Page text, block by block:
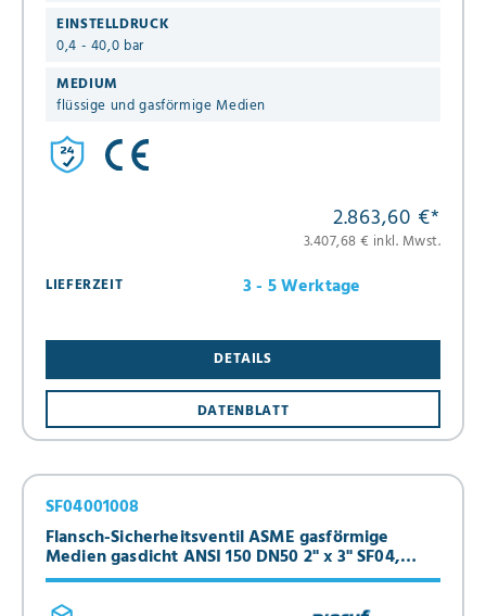
EINSTELLDRUCK
0,4 - 40,0 bar
MEDIUM
flüssige und gasförmige Medien
2.863,60 €*
3.407,68 € inkl. Mwst.
LIEFERZEIT
3 - 5 Werktage
DETAILS
DATENBLATT
Flansch-Sicherheitsventil ASME gasförmige
Medien gasdicht ANSI 150 DN50 2" x 3" SF04,
Edelstahl, Metall, ohne Anlüftung
SF04001008